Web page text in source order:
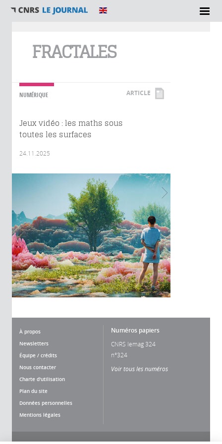
FRACTALES
NUMÉRIQUE ARTICLE
Jeux vidéo : les maths sous
toutes les surfaces
24.11.2025
À propos
Newsletters
Équipe / crédits
Nous contacter
Charte d'utilisation
Plan du site
Données personnelles
Mentions légales
Numéros papiers
CNRS lemag 324
n°324
Voir tous les numéros